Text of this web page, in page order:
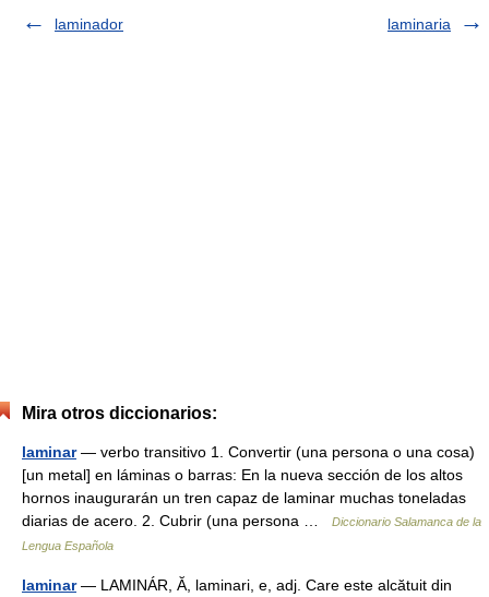
laminador laminaria
Mira otros diccionarios:
laminar— verbo transitivo 1. Convertir (una persona o una cosa)
[un metal] en láminas o barras: En la nueva sección de los altos
hornos inaugurarán un tren capaz de laminar muchas toneladas
diarias de acero. 2. Cubrir (una persona …
Diccionario Salamanca de la
Lengua Española
laminar— LAMINÁR, Ă, laminari, e, adj. Care este alcătuit din